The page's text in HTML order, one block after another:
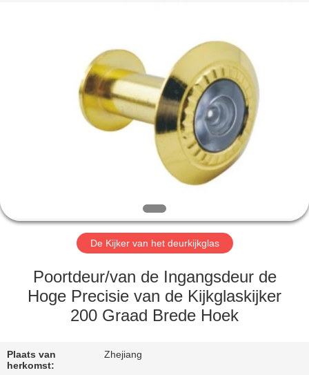
PRODUCTEN
FABRIEKSREIS
KWALITEITSCONTROLE
CONTACTEER
De Kijker van het deurkijkglas
Poortdeur/van de Ingangsdeur de
Hoge Precisie van de Kijkglaskijker
200 Graad Brede Hoek
Plaats van
herkomst:
Zhejiang